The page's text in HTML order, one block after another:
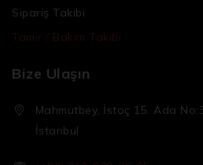
Sipariş Takibi
Tamir / Bakım Takibi
Bize Ulaşın
Mahmutbey, İstoç 15. Ada
İstanbul